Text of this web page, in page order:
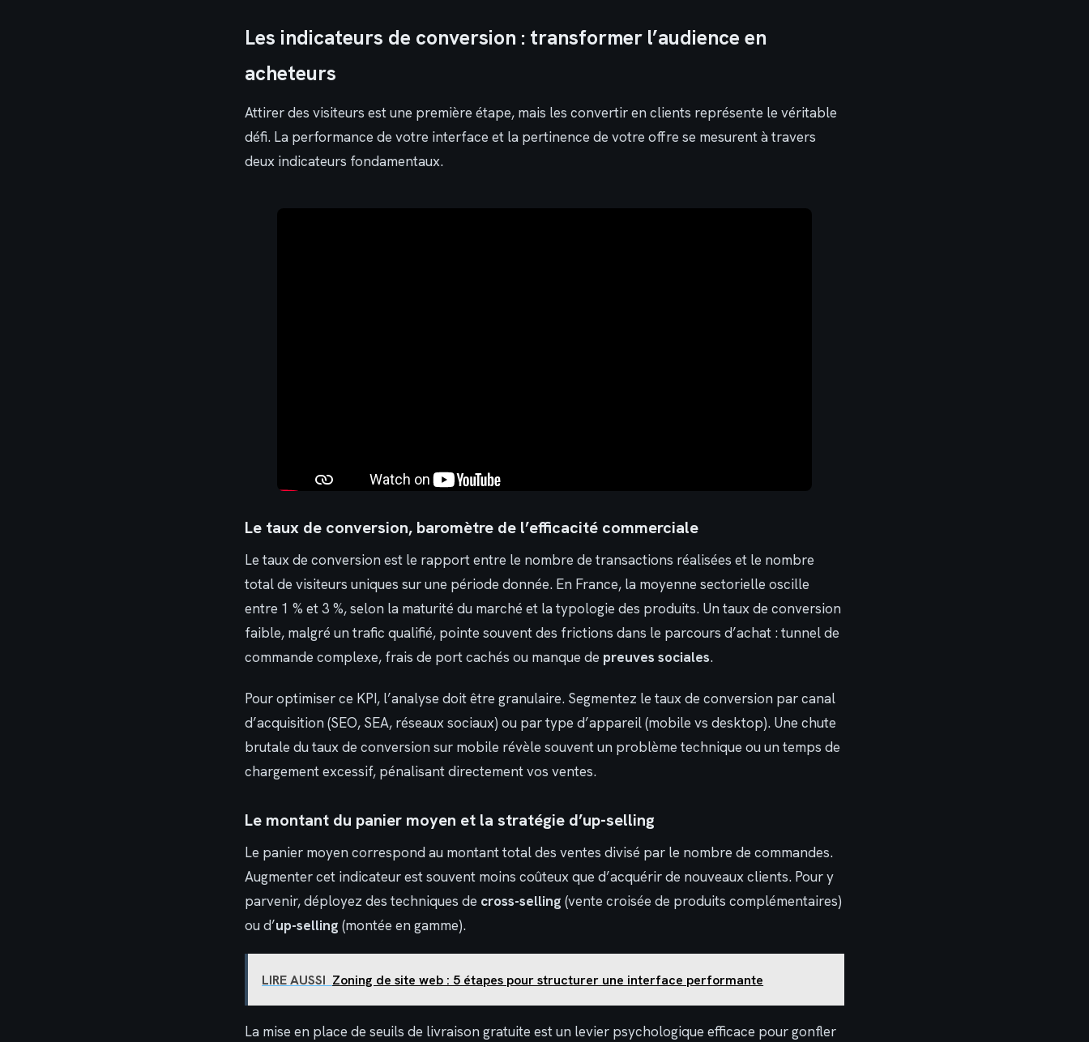
Les indicateurs de conversion : transformer l’audience en
acheteurs
Attirer des visiteurs est une première étape, mais les convertir en clients représente le véritable
défi. La performance de votre interface et la pertinence de votre offre se mesurent à travers
deux indicateurs fondamentaux.
Le taux de conversion, baromètre de l’efficacité commerciale
Le taux de conversion est le rapport entre le nombre de transactions réalisées et le nombre
total de visiteurs uniques sur une période donnée. En France, la moyenne sectorielle oscille
entre 1 % et 3 %, selon la maturité du marché et la typologie des produits. Un taux de conversion
faible, malgré un trafic qualifié, pointe souvent des frictions dans le parcours d’achat : tunnel de
commande complexe, frais de port cachés ou manque de preuves sociales.
Pour optimiser ce KPI, l’analyse doit être granulaire. Segmentez le taux de conversion par canal
d’acquisition (SEO, SEA, réseaux sociaux) ou par type d’appareil (mobile vs desktop). Une chute
brutale du taux de conversion sur mobile révèle souvent un problème technique ou un temps de
chargement excessif, pénalisant directement vos ventes.
Le montant du panier moyen et la stratégie d’up-selling
Le panier moyen correspond au montant total des ventes divisé par le nombre de commandes.
Augmenter cet indicateur est souvent moins coûteux que d’acquérir de nouveaux clients. Pour y
parvenir, déployez des techniques de cross-selling (vente croisée de produits complémentaires)
ou d’up-selling (montée en gamme).
LIRE AUSSI Zoning de site web : 5 étapes pour structurer une interface performante
La mise en place de seuils de livraison gratuite est un levier psychologique efficace pour gonfler